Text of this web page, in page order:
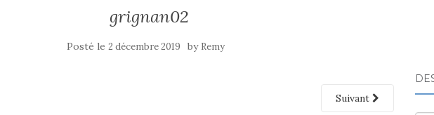
grignan02
Posté le 2 décembre 2019 by Remy
Suivant